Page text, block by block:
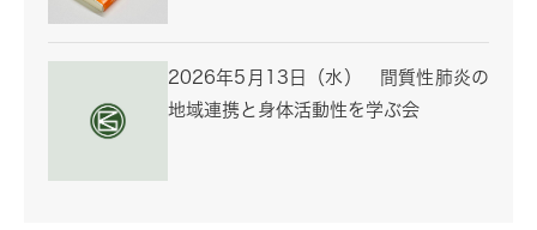
2026年5月13日（水） 間質性肺炎の
地域連携と身体活動性を学ぶ会